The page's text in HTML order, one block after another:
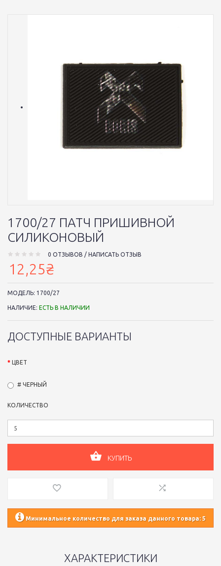
1700/27 ПАТЧ ПРИШИВНОЙ
СИЛИКОНОВЫЙ
0 ОТЗЫВОВ / НАПИСАТЬ ОТЗЫВ
12,25₴
МОДЕЛЬ: 1700/27
НАЛИЧИЕ: ЕСТЬ В НАЛИЧИИ
ДОСТУПНЫЕ ВАРИАНТЫ
ЦВЕТ
# ЧЕРНЫЙ
КОЛИЧЕСТВО
КУПИТЬ
Минимальное количество для заказа данного товара: 5
ХАРАКТЕРИСТИКИ